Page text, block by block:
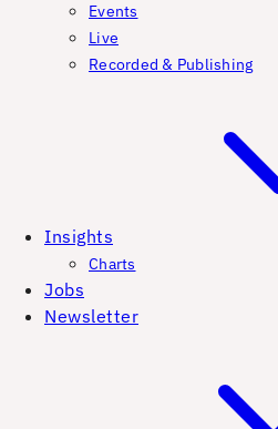
Events
Live
Recorded & Publishing
Insights
Charts
Jobs
Newsletter